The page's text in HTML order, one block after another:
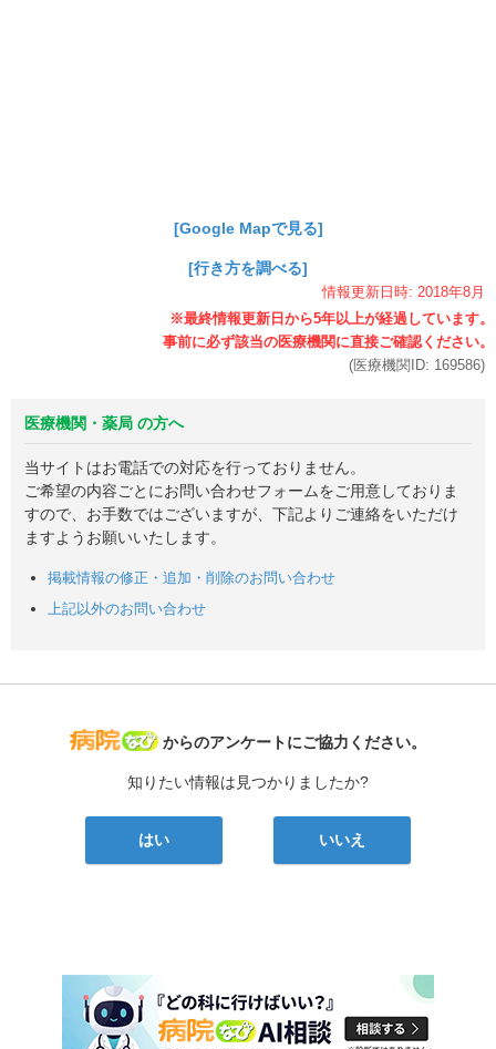
[Google Mapで見る]
[行き方を調べる]
情報更新日時: 2018年8月
(医療機関ID: 169586)
医療機関・薬局 の方へ
当サイトはお電話での対応を行っておりません。
ご希望の内容ごとにお問い合わせフォームをご用意しておりま
すので、お手数ではございますが、下記よりご連絡をいただけ
ますようお願いいたします。
掲載情報の修正・追加・削除のお問い合わせ
上記以外のお問い合わせ
病院なび
からのアンケートにご協力ください。
知りたい情報は見つかりましたか?
はい いいえ